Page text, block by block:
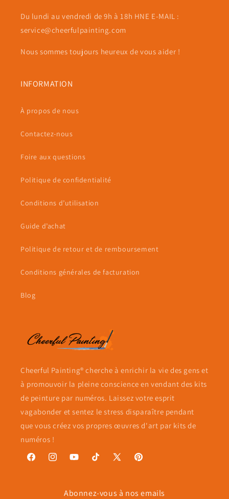
Du lundi au vendredi de 9h à 18h HNE E-MAIL :
service@cheerfulpainting.com
Nous sommes toujours heureux de vous aider !
INFORMATION
À propos de nous
Contactez-nous
Foire aux questions
Politique de confidentialité
Conditions d’utilisation
Guide d’achat
Politique de retour et de remboursement
Conditions générales de facturation
Blog
Cheerful Painting® cherche à enrichir la vie des gens et
à promouvoir la pleine conscience en vendant des kits
de peinture par numéros. Laissez votre esprit
vagabonder et sentez le stress disparaître pendant
que vous créez vos propres œuvres d'art par kits de
numéros !
FacebookInstagramYouTubeTikTok
X
Pinterest
Abonnez-vous à nos emails